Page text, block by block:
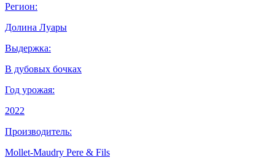
Регион:
Долина Луары
Выдержка:
В дубовых бочках
Год урожая:
2022
Производитель:
Mollet-Maudry Pere & Fils